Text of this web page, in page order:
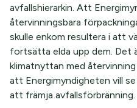
avfallshierarkin. Att
återvinningsbara
skulle enkom resultera i att
fortsätta elda upp dem. Det
klimatnyttan med
att Energimyndigheten vill
att främja avfallsförbränning.